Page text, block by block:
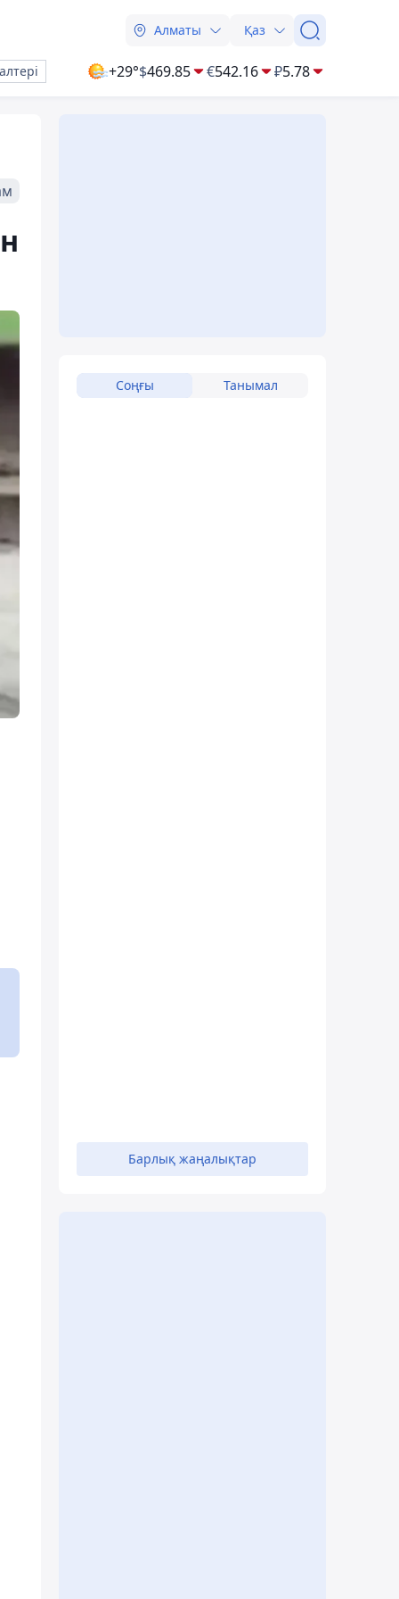
Алматы Қаз
+29°$469.85 €542.16 ₽5.78
Соңғы Танымал
Барлық жаңалықтар